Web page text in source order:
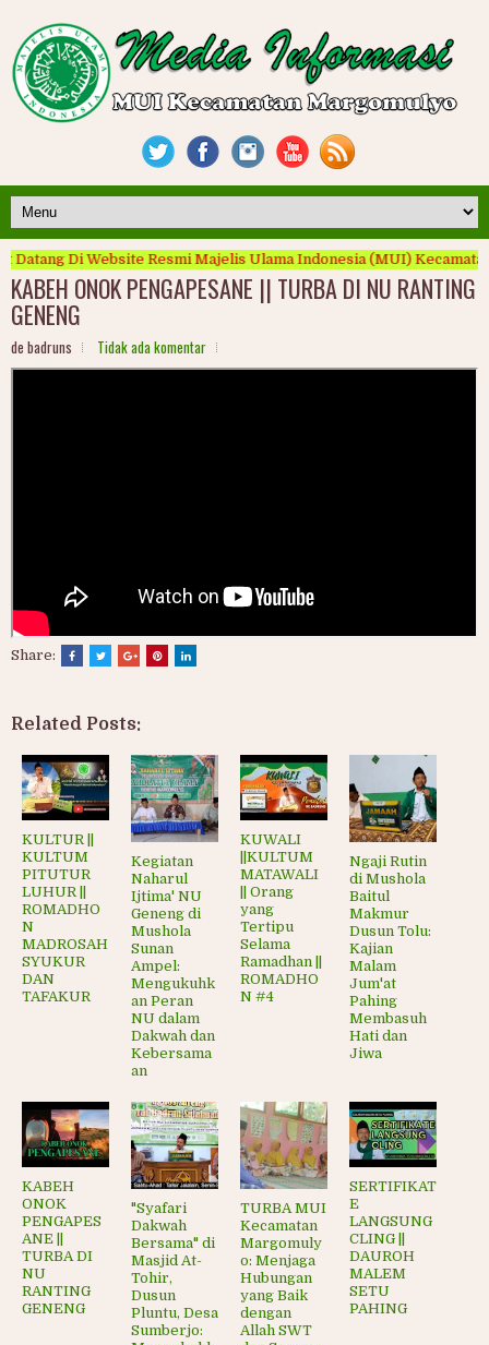
Di Website Resmi Majelis Ulama Indonesia (MUI) Kecamatan
KABEH ONOK PENGAPESANE || TURBA DI NU RANTING
GENENG
de badruns Tidak ada komentar
Share:
Related Posts:
KULTUR ||
KULTUM
PITUTUR
LUHUR ||
ROMADHO
N
MADROSAH
SYUKUR
DAN
TAFAKUR
Kegiatan
Naharul
Ijtima' NU
Geneng di
Mushola
Sunan
Ampel:
Mengukuhk
an Peran
NU dalam
Dakwah dan
Kebersama
an
KUWALI
||KULTUM
MATAWALI
|| Orang
yang
Tertipu
Selama
Ramadhan ||
ROMADHO
N #4
Ngaji Rutin
di Mushola
Baitul
Makmur
Dusun Tolu:
Kajian
Malam
Jum'at
Pahing
Membasuh
Hati dan
Jiwa
KABEH
ONOK
PENGAPES
ANE ||
TURBA DI
NU
RANTING
GENENG
"Syafari
Dakwah
Bersama" di
Masjid At-
Tohir,
Dusun
Pluntu, Desa
Sumberjo:
TURBA MUI
Kecamatan
Margomuly
o: Menjaga
Hubungan
yang Baik
dengan
Allah SWT
SERTIFIKAT
E
LANGSUNG
CLING ||
DAUROH
MALEM
SETU
PAHING